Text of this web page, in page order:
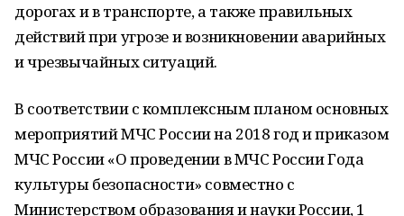
дорогах и в транспорте, а также правильных
действий при угрозе и возникновении аварийных
и чрезвычайных ситуаций.
В соответствии с комплексным планом основных
мероприятий МЧС России на 2018 год и приказом
МЧС России «О проведении в МЧС России Года
культуры безопасности» совместно с
Министерством образования и науки России, 1